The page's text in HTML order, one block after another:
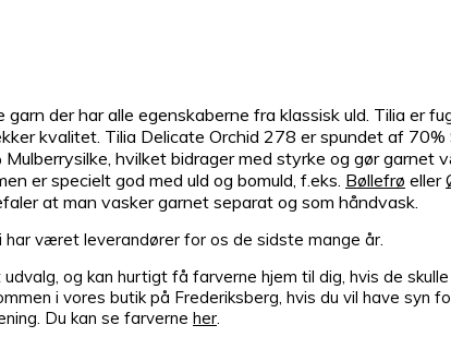
der har alle egenskaberne fra klassisk uld. Tilia er
kvalitet. Tilia Delicate Orchid 278 er spundet af
hvilket bidrager med styrke og gør
er specielt god med uld og bomuld, f.eks. Bøllefrø eller
at man vasker garnet separat og som håndvask.
har været leverandører for os de sidste mange år.
og kan hurtigt få farverne hjem til dig, hvis de
i vores butik på Frederiksberg, hvis du vil have syn
Du kan se farverne her.